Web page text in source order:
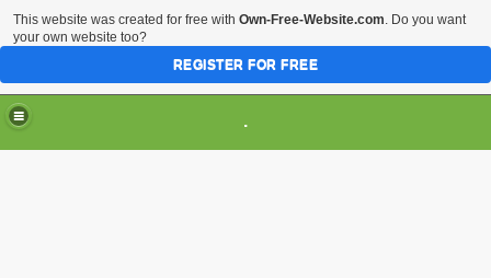
.
This website was created for free with Own-Free-Website.com. Do you want
your own website too?
REGISTER FOR FREE